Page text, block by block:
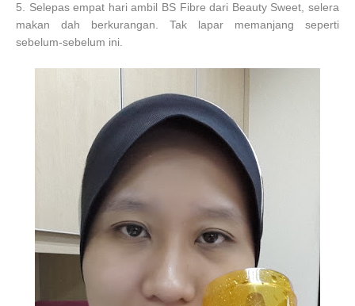
5. Selepas empat hari ambil BS Fibre dari Beauty Sweet, selera
makan dah berkurangan. Tak lapar memanjang seperti
sebelum-sebelum ini.